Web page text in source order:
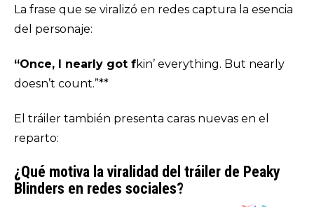
La frase que se viralizó en redes captura la esencia
del personaje:
“Once, I nearly got fkin’ everything. But nearly
doesn’t count.”**
El tráiler también presenta caras nuevas en el
reparto:
¿Qué motiva la viralidad del tráiler de Peaky
Blinders en redes sociales?